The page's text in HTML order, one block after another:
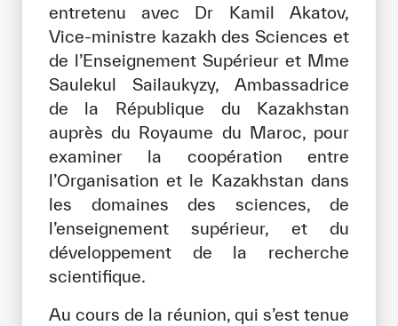
Événements
Réseaux Sociaux de l’ICESCO
Contact
Contact
Bureaux de l’ICESCO
S’engager
Notre méthode de travail
S’engager
Rejoignez la famille de l’ICESCO
entretenu avec Dr Kamil Akatov,
Vice-ministre kazakh des Sciences et
de l’Enseignement Supérieur et Mme
Saulekul Sailaukyzy, Ambassadrice
de la République du Kazakhstan
auprès du Royaume du Maroc, pour
examiner la coopération entre
l’Organisation et le Kazakhstan dans
les domaines des sciences, de
l’enseignement supérieur, et du
développement de la recherche
scientifique.
Au cours de la réunion, qui s’est tenue